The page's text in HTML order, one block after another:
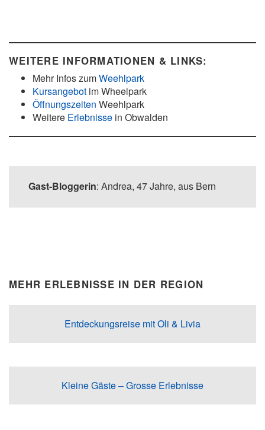
WEITERE INFORMATIONEN & LINKS:
Mehr Infos zumWeehlpark
Kursangebot im Wheelpark
Öffnungszeiten Weehlpark
Weitere Erlebnisse in Obwalden
Gast-Bloggerin: Andrea, 47 Jahre, aus Bern
MEHR ERLEBNISSE IN DER REGION
Entdeckungsreise mit Oli & Livia
Kleine Gäste – Grosse Erlebnisse